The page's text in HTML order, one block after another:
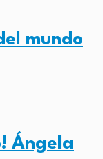
mundo
Ángela